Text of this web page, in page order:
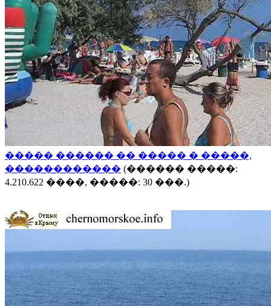
����� ������ �� ����� � �����,
������������ (������ �����:
4.210.622 ����, �����: 30 ���.)